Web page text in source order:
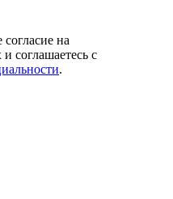
на
соглашаетесь с
.